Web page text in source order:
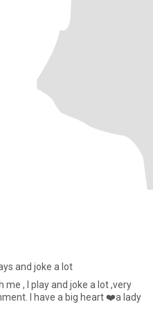
and joke a lot
, I play and joke a lot ,very
I have a big heart ❤️a lady